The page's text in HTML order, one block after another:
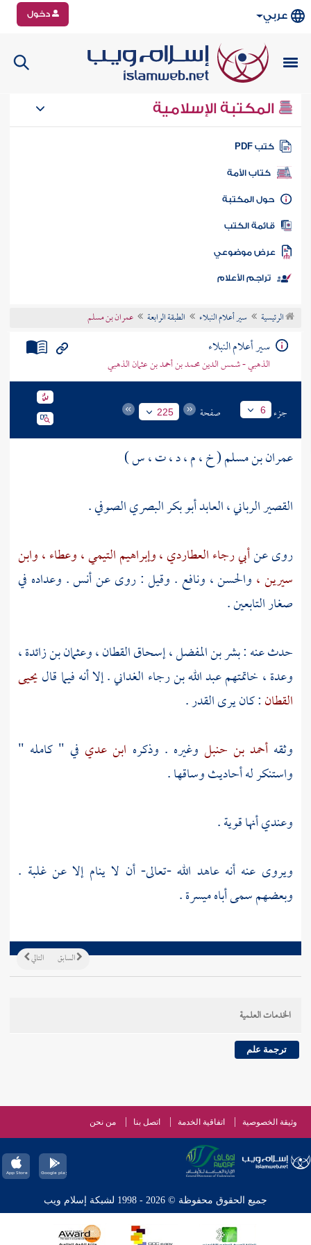
عربي دخول
المكتبة الإسلامية
كتب PDF
كتاب الأمة
المكتبة
الكتب
موضوعي
تراجم الأعلام
الرئيسية سير أعلام النبلاء الطبقة الرابعة عمران بن مسلم
سير أعلام النبلاء
الذهبي - شمس الدين محمد بن أحمد بن عثمان الذهبي
جزء 6 صفحة 225
عمران بن مسلم ( خ ، م ، د ، ت ، س )
القصير الرباني ، العابد أبو بكر البصري الصوفي .
روى عنأبي رجاء العطاردي ،وإبراهيم التيمي ،وعطاء ،وابن
سيرين ، والحسن ، ونافع . وقيل : روى عنأنس. وعداده في
صغار التابعين .
حدث عنه :بشر بن المفضل ،إسحاق القطان ،وعثمان بن زائدة ،
وعدة ، خاتمتهمعبد الله بن رجاء الغداني. إلا أنه فيما قاليحيى
القطان: كان يرى القدر .
وثقهأحمد بن حنبل وغيره . وذكره ابن عدي في " كامله "
واستنكر له أحاديث وساقها .
وعندي أنها قوية .
ويروى عنه أنه عاهد الله -تعالى- أن لا ينام إلا عن غلبة .
وبعضهم سمى أباهميسرة.
التالي السابق
الخدمات العلمية
ترجمة علم
وثيقة الخصوصية اتفاقية الخدمة اتصل بنا من نحن
جميع الحقوق محفوظة © 2026 - 1998 لشبكة إسلام ويب